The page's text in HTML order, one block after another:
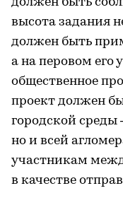
высота задания
должен быть
а на перовом его
общественное
проект должен
городской
но и всей
участникам
в качестве